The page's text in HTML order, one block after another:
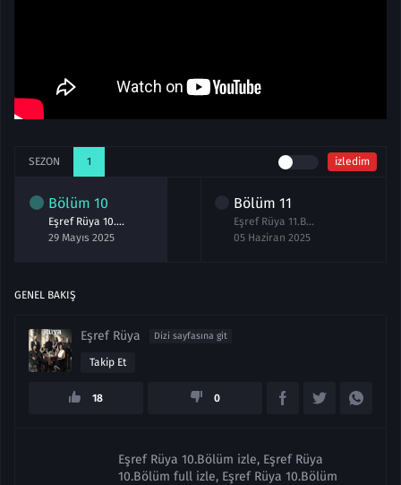
SEZON 1 izledim
Bölüm 10
Eşref Rüya 10.Bölüm izle
29 Mayıs 2025
Bölüm 11
Eşref Rüya 11.Bölüm izle
05 Haziran 2025
GENEL BAKIŞ
Eşref Rüya Dizi sayfasına git
Takip Et
18 0
Eşref Rüya 10.Bölüm izle, Eşref Rüya
10.Bölüm full izle, Eşref Rüya 10.Bölüm